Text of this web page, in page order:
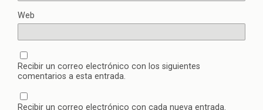
Web
Recibir un correo electrónico con los siguientes
comentarios a esta entrada.
Recibir un correo electrónico con cada nueva entrada.